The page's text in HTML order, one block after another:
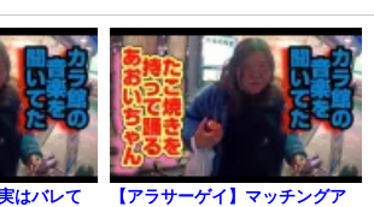
はバレて
【アラサーゲイ】マッチングア